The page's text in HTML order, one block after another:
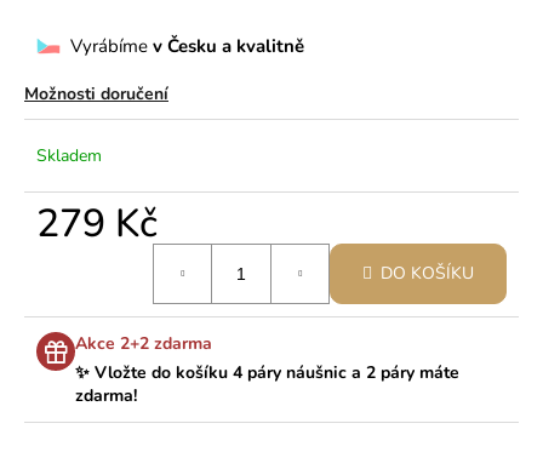
Vyrábíme v Česku a kvalitně
Možnosti doručení
Skladem
279 Kč
DO KOŠÍKU
Akce 2+2 zdarma
✨ Vložte do košíku 4 páry náušnic a 2 páry máte
zdarma!